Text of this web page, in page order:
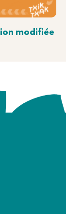
modifiée